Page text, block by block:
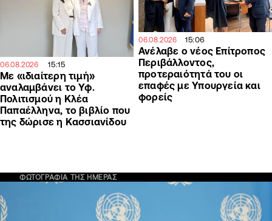
06.08.2026 15:15
Με «ιδιαίτερη τιμή»
αναλαμβάνει το Υφ.
Πολιτισμού η Κλέα
Παπαέλληνα, το βιβλίο που
της δώρισε η Κασσιανίδου
06.08.2026 15:06
Ανέλαβε ο νέος Επίτροπος
Περιβάλλοντος,
προτεραιότητά του οι
επαφές με Υπουργεία και
φορείς
ΦΩΤΟΓΡΑΦΙΑ ΤΗΣ ΗΜΕΡΑΣ